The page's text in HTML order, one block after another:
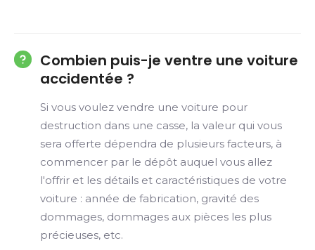
Combien puis-je ventre une voiture
accidentée ?
Si vous voulez vendre une voiture pour
destruction dans une casse, la valeur qui vous
sera offerte dépendra de plusieurs facteurs, à
commencer par le dépôt auquel vous allez
l'offrir et les détails et caractéristiques de votre
voiture : année de fabrication, gravité des
dommages, dommages aux pièces les plus
précieuses, etc.